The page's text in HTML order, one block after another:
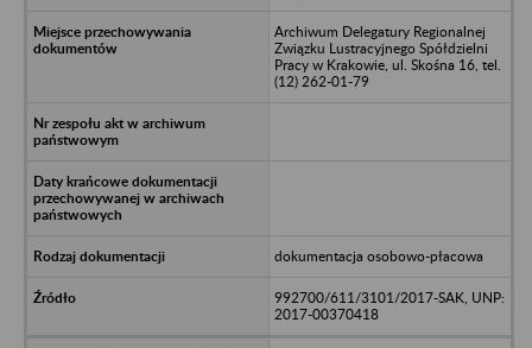
Archiwum Delegatury Regionalnej
Związku Lustracyjnego Spółdzielni
Pracy w Krakowie, ul. Skośna 16, tel.
(12) 262-01-79
dokumentacja osobowo-płacowa
992700/611/3101/2017-SAK, UNP:
2017-00370418